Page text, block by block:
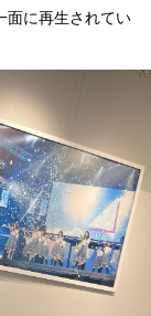
面に再生されてい